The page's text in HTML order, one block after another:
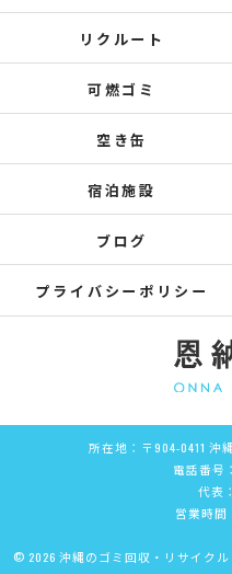
リクルート
可燃ゴミ
空き缶
宿泊施設
ブログ
プライバシーポリシー
所在地：〒904-0411 沖
電話番号
代表
営業時間
© 2026 沖縄のゴミ回収・リサイクル